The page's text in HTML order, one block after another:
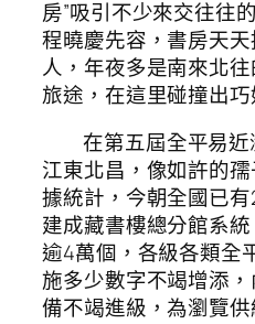
房”吸引不少來交往往
程曉慶先容，書房天
人，年夜多是南來北
旅途，在這里碰撞出巧
在第五屆全平易
江東北昌，像如許的
據統計，今朝全國已有
建成藏書樓總分館系
逾4萬個，各級各類全
施多少數字不竭增添
備不竭進級，為瀏覽供